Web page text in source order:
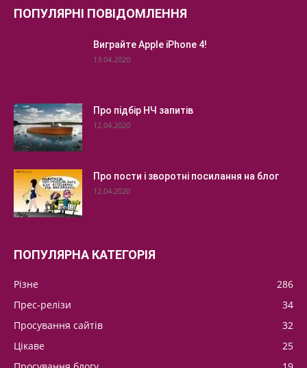
ПОПУЛЯРНІ ПОВІДОМЛЕННЯ
Виграйте Apple iPhone 4!
13.04.2020
Про підбір НЧ запитів
12.04.2020
Про пости і зворотні посилання на блог
12.04.2020
ПОПУЛЯРНА КАТЕГОРІЯ
Різне
286
Прес-релізи
34
Просування сайтів
32
Цікаве
25